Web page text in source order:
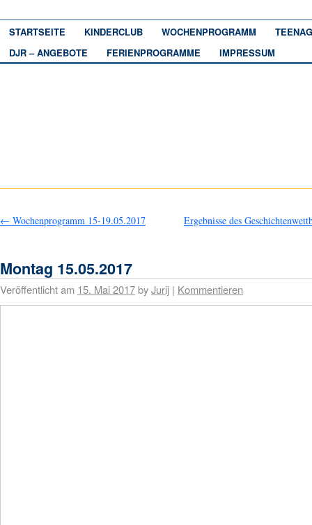
STARTSEITE KINDERCLUB WOCHENPROGRAMM
DJR – ANGEBOTE
FERIENPROGRAMME IMPRESSUM
← Wochenprogramm 15-19.05.2017 Ergebnisse des
Montag 15.05.2017
Veröffentlicht am 15. Mai 2017byJurij | Kommentieren